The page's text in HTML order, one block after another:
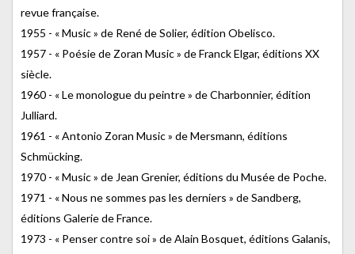
revue française.
1955 - « Music » de René de Solier, édition Obelisco.
1957 - « Poésie de Zoran Music » de Franck Elgar, éditions XX
siècle.
1960 - « Le monologue du peintre » de Charbonnier, édition
Julliard.
1961 - « Antonio Zoran Music » de Mersmann, éditions
Schmücking.
1970 - « Music » de Jean Grenier, éditions du Musée de Poche.
1971 - « Nous ne sommes pas les derniers » de Sandberg,
éditions Galerie de France.
1973 - « Penser contre soi » de Alain Bosquet, éditions Galanis,